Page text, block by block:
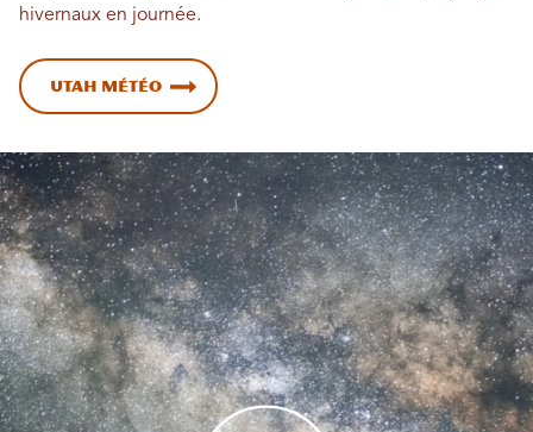
hivernaux en journée.
Utah Météo